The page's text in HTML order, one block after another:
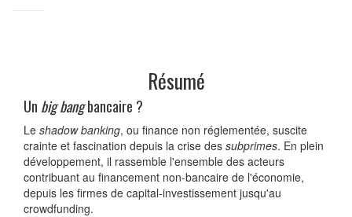
Résumé
Un big bangbancaire ?
Le shadow banking, ou finance non réglementée, suscite
crainte et fascination depuis la crise des subprimes. En plein
développement, il rassemble l'ensemble des acteurs
contribuant au financement non-bancaire de l'économie,
depuis les firmes de capital-investissement jusqu'au
crowdfunding.